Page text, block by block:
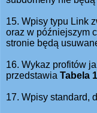
15. Wpisy typu Link
oraz w późniejszym
stronie będą
16. Wykaz profitów
przedstawia Tabela 1
17. Wpisy standard,